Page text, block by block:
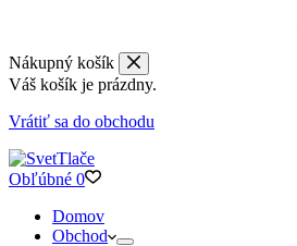
Nákupný košík
Váš košík je prázdny.
Vrátiť sa do obchodu
Obľúbné 0
Domov
Obchod